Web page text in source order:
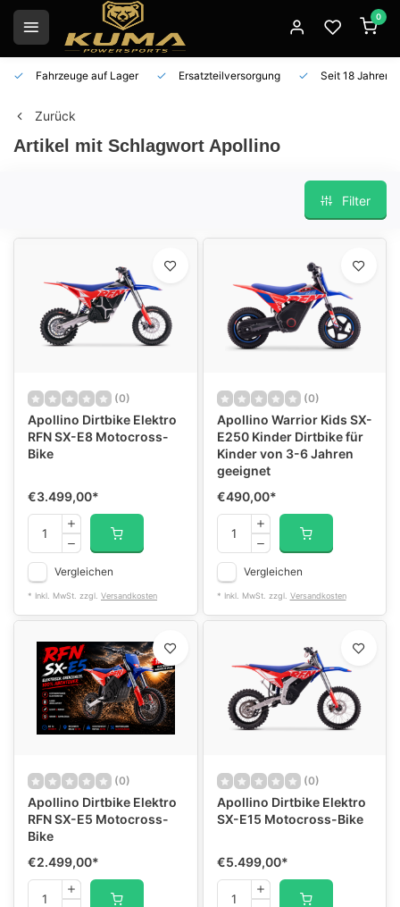
0
Fahrzeuge auf Lager Ersatzteilversorgung Seit 18 Jahren
Zurück
Artikel mit Schlagwort Apollino
Filter
(0)
Apollino Dirtbike Elektro
RFN SX-E8 Motocross-
Bike
€3.499,00*
Vergleichen
* Inkl. MwSt. zzgl. Versandkosten
(0)
Apollino Warrior Kids SX-
E250 Kinder Dirtbike für
Kinder von 3-6 Jahren
geeignet
€490,00*
Vergleichen
* Inkl. MwSt. zzgl. Versandkosten
(0)
Apollino Dirtbike Elektro
RFN SX-E5 Motocross-
Bike
€2.499,00*
(0)
Apollino Dirtbike Elektro
SX-E15 Motocross-Bike
€5.499,00*